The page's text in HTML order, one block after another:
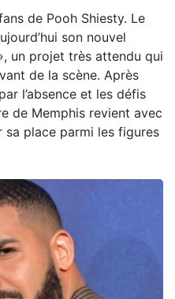
de Pooh Shiesty. Le
son nouvel
un projet très attendu qui
de la scène. Après
l’absence et les défis
de Memphis revient avec
place parmi les figures